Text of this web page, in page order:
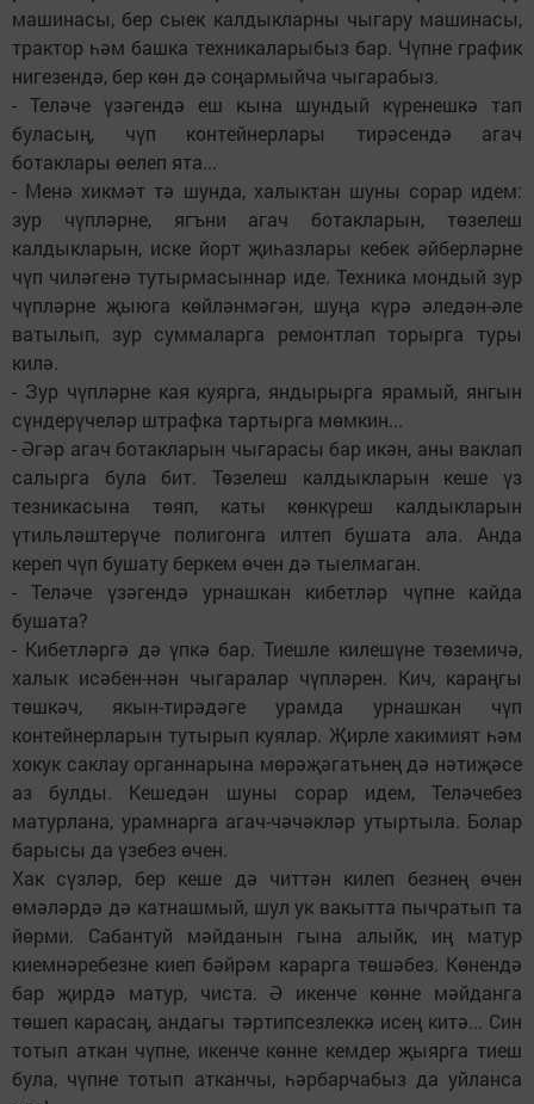
машинасы, бер сыек калдыкларны чыгару машинасы,
трактор һәм башка техникаларыбыз бар. Чүпне график
нигезендә, бер көн дә соңармыйча чыгарабыз.
- Теләче үзәгендә еш кына шундый күренешкә тап
буласың, чүп контейнерлары тирәсендә агач
ботаклары өелеп ята...
- Менә хикмәт тә шунда, халыктан шуны сорар идем:
зур чүпләрне, ягъни агач ботакларын, төзелеш
калдыкларын, иске йорт җиһазлары кебек әйберләрне
чүп чиләгенә тутырмасыннар иде. Техника мондый зур
чүпләрне җыюга көйләнмәгән, шуңа күрә әледән-әле
ватылып, зур суммаларга ремонтлап торырга туры
килә.
- Зур чүпләрне кая куярга, яндырырга ярамый, янгын
сүндерүчеләр штрафка тартырга мөмкин...
- Әгәр агач ботакларын чыгарасы бар икән, аны ваклап
салырга була бит. Төзелеш калдыкларын кеше үз
тезникасына төяп, каты көнкүреш калдыкларын
үтильләштерүче полигонга илтеп бушата ала. Анда
кереп чүп бушату беркем өчен дә тыелмаган.
- Теләче үзәгендә урнашкан кибетләр чүпне кайда
бушата?
- Кибетләргә дә үпкә бар. Тиешле килешүне төземичә,
халык исәбен-нән чыгаралар чүпләрен. Кич, караңгы
төшкәч, якын-тирәдәге урамда урнашкан чүп
контейнерларын тутырып куялар. Җирле хакимият һәм
хокук саклау органнарына мөрәҗәгатьнең дә нәтиҗәсе
аз булды. Кешедән шуны сорар идем, Теләчебез
матурлана, урамнарга агач-чәчәкләр утыртыла. Болар
барысы да үзебез өчен.
Хак сүзләр, бер кеше дә читтән килеп безнең өчен
өмәләрдә дә катнашмый, шул ук вакытта пычратып та
йөрми. Сабантуй мәйданын гына алыйк, иң матур
киемнәребезне киеп бәйрәм карарга төшәбез. Көнендә
бар җирдә матур, чиста. Ә икенче көнне мәйданга
төшеп карасаң, андагы тәртипсезлеккә исең китә... Син
тотып аткан чүпне, икенче көнне кемдер җыярга тиеш
була, чүпне тотып атканчы, һәрбарчабыз да уйланса